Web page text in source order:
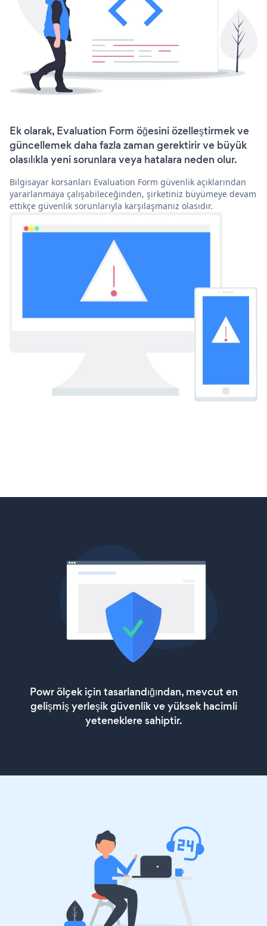
Ek olarak, Evaluation Form öğesini özelleştirmek ve
güncellemek daha fazla zaman gerektirir ve büyük
olasılıkla yeni sorunlara veya hatalara neden olur.
Bilgisayar korsanları Evaluation Form güvenlik açıklarından
yararlanmaya çalışabileceğinden, şirketiniz büyümeye devam
ettikçe güvenlik sorunlarıyla karşılaşmanız olasıdır.
Powr ölçek için tasarlandığından, mevcut en
gelişmiş yerleşik güvenlik ve yüksek hacimli
yeteneklere sahiptir.